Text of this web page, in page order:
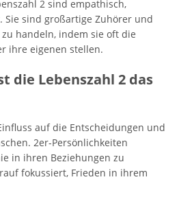
2 sind empathisch,
Sie sind großartige Zuhörer und
handeln, indem sie oft die
ihre eigenen stellen.
die Lebenszahl 2 das
auf die Entscheidungen und
2er-Persönlichkeiten
in ihren Beziehungen zu
fokussiert, Frieden in ihrem